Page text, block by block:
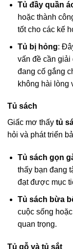
Tủ đầy quần
hoặc thành
tốt cho các kế
Tủ bị hỏng:
vấn đề cần giải
đang cố gắng
không hài lòng
Tủ sách
Giấc mơ thấy tủ
hỏi và phát triển
Tủ sách gọn
thấy bạn đang
đạt được mục
Tủ sách bừa
cuộc sống
quan trọng.
Tủ gỗ và tủ sắt